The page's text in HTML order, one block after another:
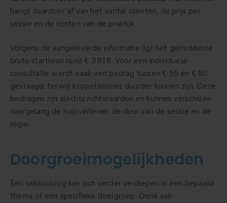
hangt daardoor af van het aantal cliënten, de prijs per
sessie en de kosten van de praktijk.
Volgens de aangeleverde informatie ligt het gemiddelde
bruto startloon rond € 3.818. Voor een individuele
consultatie wordt vaak een bedrag tussen € 55 en € 80
gevraagd, terwijl koppelsessies duurder kunnen zijn. Deze
bedragen zijn slechts richtwaarden en kunnen verschillen
naargelang de hulpverlener, de duur van de sessie en de
regio.
Doorgroeimogelijkheden
Een seksuoloog kan zich verder verdiepen in een bepaald
thema of een specifieke doelgroep. Denk aan